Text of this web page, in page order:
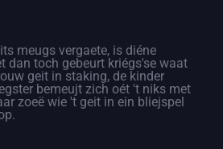
meugs vergaete, is diéne
dan toch gebeurt kriégs'se waat
geit in staking, de kinder
bemeujt zich oét 't niks met
zoeë wie 't geit in ein bliejspel